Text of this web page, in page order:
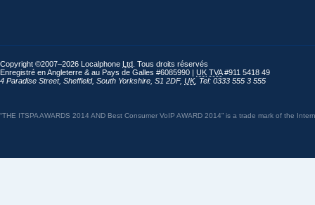
Copyright ©2007–2026 Localphone Ltd . Tous droits réservés
Enregistré en Angleterre & au Pays de Galles #6085990 | UK TVA#911 5418 49
4 Paradise Street, Sheffield, South Yorkshire S1 2DF, UK, Tel: 0333 555 3 555
“THE ITSPA AWARDS 2014 AND Best Consumer VoIP AWARD 2014” is a trade mark of the